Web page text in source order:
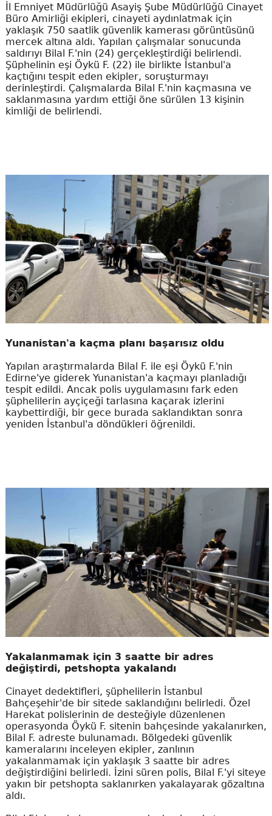
İl Emniyet Müdürlüğü Asayiş Şube Müdürlüğü Cinayet
Büro Amirliği ekipleri, cinayeti aydınlatmak için
yaklaşık 750 saatlik güvenlik kamerası görüntüsünü
mercek altına aldı. Yapılan çalışmalar sonucunda
saldırıyı Bilal F.'nin (24) gerçekleştirdiği belirlendi.
Şüphelinin eşi Öykü F. (22) ile birlikte İstanbul'a
kaçtığını tespit eden ekipler, soruşturmayı
derinleştirdi. Çalışmalarda Bilal F.'nin kaçmasına ve
saklanmasına yardım ettiği öne sürülen 13 kişinin
kimliği de belirlendi.
Yunanistan'a kaçma planı başarısız oldu
Yapılan araştırmalarda Bilal F. ile eşi Öykü F.'nin
Edirne'ye giderek Yunanistan'a kaçmayı planladığı
tespit edildi. Ancak polis uygulamasını fark eden
şüphelilerin ayçiçeği tarlasına kaçarak izlerini
kaybettirdiği, bir gece burada saklandıktan sonra
yeniden İstanbul'a döndükleri öğrenildi.
Yakalanmamak için 3 saatte bir adres
değiştirdi, petshopta yakalandı
Cinayet dedektifleri, şüphelilerin İstanbul
Bahçeşehir'de bir sitede saklandığını belirledi. Özel
Harekat polislerinin de desteğiyle düzenlenen
operasyonda Öykü F. sitenin bahçesinde yakalanırken,
Bilal F. adreste bulunamadı. Bölgedeki güvenlik
kameralarını inceleyen ekipler, zanlının
yakalanmamak için yaklaşık 3 saatte bir adres
değiştirdiğini belirledi. İzini süren polis, Bilal F.'yi siteye
yakın bir petshopta saklanırken yakalayarak gözaltına
aldı.